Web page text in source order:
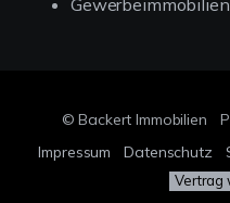
Gewerbeimmobilien
© Backert Immobilien
Impressum
Datenschutz
Vertrag